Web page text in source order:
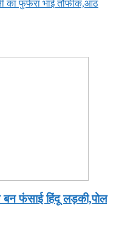
का फुफेरा भाई तौफीक,आठ
बन फंसाई हिंदू लड़की,पोल